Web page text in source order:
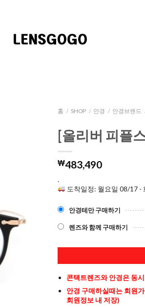
홈 / SHOP / 안경 / 안경브랜드
[올리버 피플
₩483,490
.
도착일정: 월요일 08/17 -
안경테만 구매하기
렌즈와 함께 구매하기
콘택트렌즈와 안경은 동
안경 구매하실때는 회원
회원정보 내 저장)